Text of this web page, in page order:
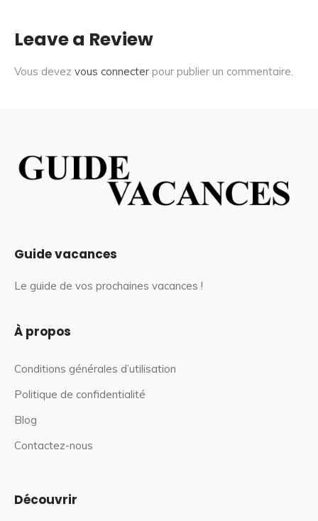
Leave a Review
Vous devez vous connecter pour publier un commentaire.
Guide vacances
Le guide de vos prochaines vacances !
À propos
Conditions générales d’utilisation
Politique de confidentialité
Blog
Contactez-nous
Découvrir